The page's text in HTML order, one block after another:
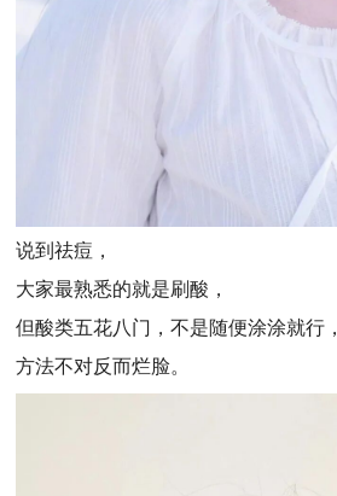
说到祛痘，
大家最熟悉的就是刷酸，
但酸类五花八门，不是随便涂涂就行，
方法不对反而烂脸。